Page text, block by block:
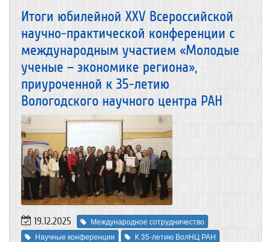
Итоги юбилейной XХV Всероссийской
научно-практической конференции с
международным участием «Молодые
ученые – экономике региона»,
приуроченной к 35-летию
Вологодского научного центра РАН
19.12.2025
Международное сотрудничество
Научные конференции
К 35-летию ВолНЦ РАН